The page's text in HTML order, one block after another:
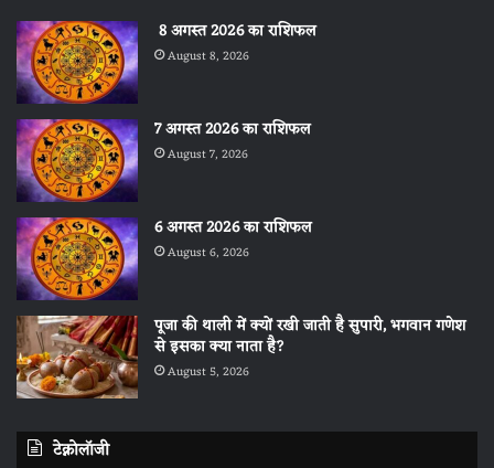
8 अगस्त 2026 का राशिफल
August 8, 2026
7 अगस्त 2026 का राशिफल
August 7, 2026
6 अगस्त 2026 का राशिफल
August 6, 2026
पूजा की थाली में क्यों रखी जाती है सुपारी, भगवान गणेश
से इसका क्या नाता है?
August 5, 2026
टेक्नोलॉजी